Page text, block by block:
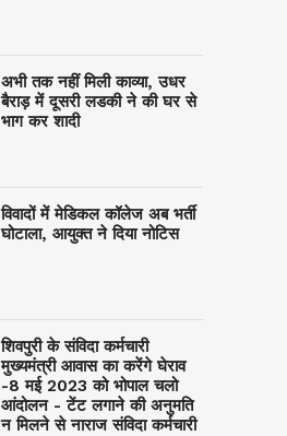
अभी तक नहीं मिली काव्या, उधर
बैराड़ में दूसरी लडकी ने की घर से
भाग कर शादी
विवादों में मेडिकल कॉलेज अब भर्ती
घोटाला, आयुक्त ने दिया नोटिस
शिवपुरी के संविदा कर्मचारी
मुख्यमंत्री आवास का करेंगे घेराव
-8 मई 2023 को भोपाल चलो
आंदोलन - टेंट लगाने की अनुमति
न मिलने से नाराज संविदा कर्मचारी